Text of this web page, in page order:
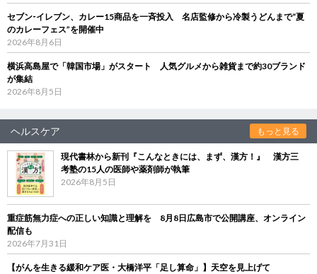
セブン‐イレブン、カレー15商品を一斉投入 名店監修から冷製うどんまで“夏
のカレーフェス”を開催中
2026年8月6日
横浜高島屋で「韓国市場」がスタート 人気グルメから雑貨まで約30ブランド
が集結
2026年8月5日
ヘルスケア もっと見る
現代書林から新刊『こんなときには、まず、漢方！』 漢方三
考塾の15人の医師や薬剤師が執筆
2026年8月5日
重症筋無力症への正しい知識と理解を 8月8日広島市で公開講座、オンライン
配信も
2026年7月31日
【がんを生きる緩和ケア医・大橋洋平「足し算命」】天空を見上げて